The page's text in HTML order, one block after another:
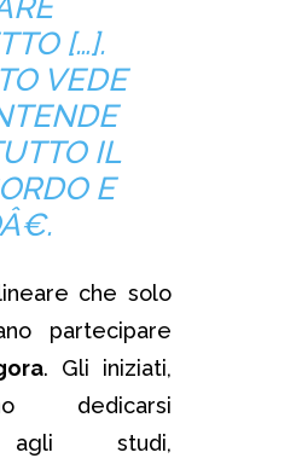
[…].
VEDE
IL
E
che solo
partecipare
. Gli iniziati,
dedicarsi
agli studi,